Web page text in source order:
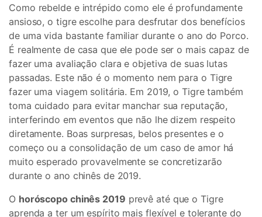
Como rebelde e intrépido como ele é profundamente
ansioso, o tigre escolhe para desfrutar dos benefícios
de uma vida bastante familiar durante o ano do Porco.
É realmente de casa que ele pode ser o mais capaz de
fazer uma avaliação clara e objetiva de suas lutas
passadas. Este não é o momento nem para o Tigre
fazer uma viagem solitária. Em 2019, o Tigre também
toma cuidado para evitar manchar sua reputação,
interferindo em eventos que não lhe dizem respeito
diretamente. Boas surpresas, belos presentes e o
começo ou a consolidação de um caso de amor há
muito esperado provavelmente se concretizarão
durante o ano chinês de 2019.
O horóscopo chinês 2019 prevê até que o Tigre
aprenda a ter um espírito mais flexível e tolerante do